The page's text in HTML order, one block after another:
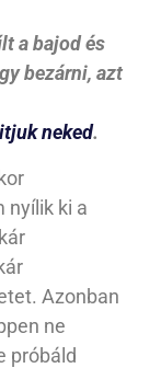
a bajod és
bezárni, azt
neked.
nyílik ki a
Azonban
ne
próbáld